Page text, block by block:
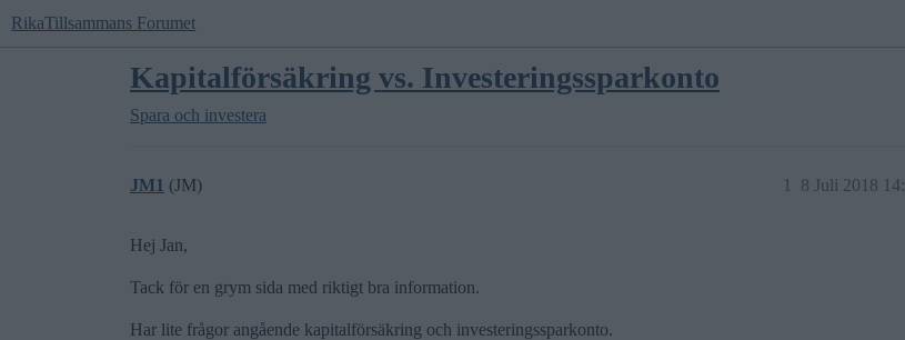
RikaTillsammans Forumet
Kapitalförsäkring vs. Investeringssparkonto
Spara och investera
JM1 (JM) 8 Juli 2018
1
Hej Jan,
Tack för en grym sida med riktigt bra information.
Har lite frågor angående kapitalförsäkring och investeringssparkonto.